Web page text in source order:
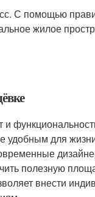
С помощью
жилое
удобным для
полезную
внести